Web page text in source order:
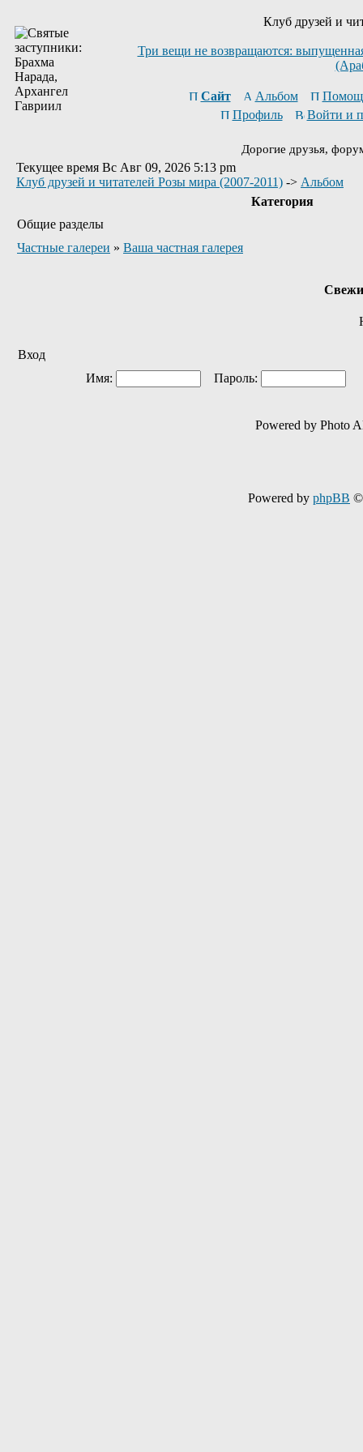
Клуб друзей и
Три вещи не возвращаются:
Сайт Альбом
Профиль
Войти и
Дорогие друзья,
Текущее время Вс Авг 09, 2026 5:13 pm
Клуб друзей и читателей Розы мира (2007-2011) -> Альбом
Категория
Общие разделы
Частные галереи » Ваша частная галерея
Вход
Имя:
Пароль:
Powered by Photo
Powered by phpBB ©